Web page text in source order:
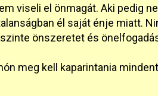
viseli el önmagát. Aki pedig
él saját énje miatt.
önszeretet és
meg kell kaparintania